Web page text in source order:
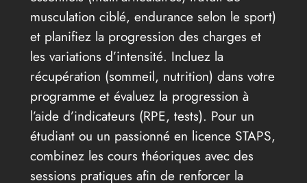
musculation ciblé, endurance selon le sport)
et planifiez la progression des charges et
les variations d’intensité. Incluez la
récupération (sommeil, nutrition) dans votre
programme et évaluez la progression à
l’aide d’indicateurs (RPE, tests). Pour un
étudiant ou un passionné en licence STAPS,
combinez les cours théoriques avec des
sessions pratiques afin de renforcer la